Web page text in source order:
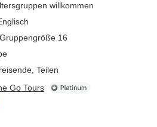
willkommen
16
Teilen
Go Tours